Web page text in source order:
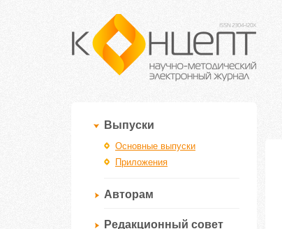
Выпуски
Основные выпуски
Приложения
Авторам
Редакционный совет